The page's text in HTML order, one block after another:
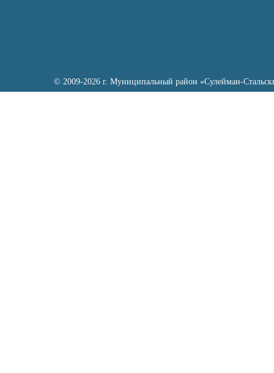
© 2009-2026 г. Муниципальный район «Сулейман-